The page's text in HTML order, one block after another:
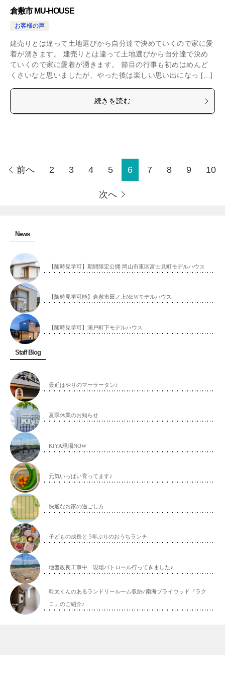
倉敷市 MU-HOUSE
お客様の声
建売りとは違って土地選びから自分達で決めていくので家に愛
着が湧きます。 建売りとは違って土地選びから自分達で決め
ていくので家に愛着が湧きます。 節目の行事も初めはめんど
くさいなと思いましたが、やった後は楽しい思い出になっ […]
続きを読む
前へ 2 3 4 5 6 7 8 9 10
次へ
News
【随時見学可】期間限定公開 岡山市東区富士見町モデルハウス
【随時見学可能】倉敷市田ノ上NEWモデルハウス
【随時見学可】瀬戸町下モデルハウス
Staff Blog
最近はやりのマーラータン♪
夏季休業のお知らせ
KIYA現場NOW
元気いっぱい育ってます♪
快適なお家の過ごし方
子どもの成長と 5年ぶりのおうちランチ
地盤改良工事中 現場パトロール行ってきました♪
乾太くんのあるランドリールーム収納♪南海プライウッド『ラク
ロ』のご紹介♪